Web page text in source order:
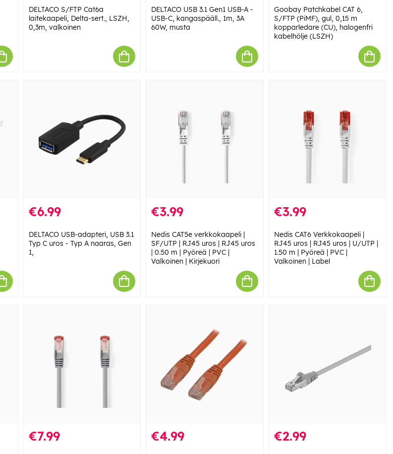
DELTACO S/FTP Cat6a
laitekaapeli, Delta-sert., LSZH,
0,3m, valkoinen
DELTACO USB 3.1 Gen1 USB-A -
USB-C, kangaspääll., 1m, 3A
60W, musta
Goobay Patchkabel CAT 6,
S/FTP (PiMF), gul, 0,15 m
kopparledare (CU), halogenfri
kabelhölje (LSZH)
€6.99
DELTACO USB-adapteri, USB 3.1
Typ C uros - Typ A naaras, Gen
1,
€3.99
Nedis CAT5e verkkokaapeli |
SF/UTP | RJ45 uros | RJ45 uros
| 0.50 m | Pyöreä | PVC |
Valkoinen | Kirjekuori
€3.99
Nedis CAT6 Verkkokaapeli |
RJ45 uros | RJ45 uros | U/UTP |
1.50 m | Pyöreä | PVC |
Valkoinen | Label
€7.99 €4.99 €2.99